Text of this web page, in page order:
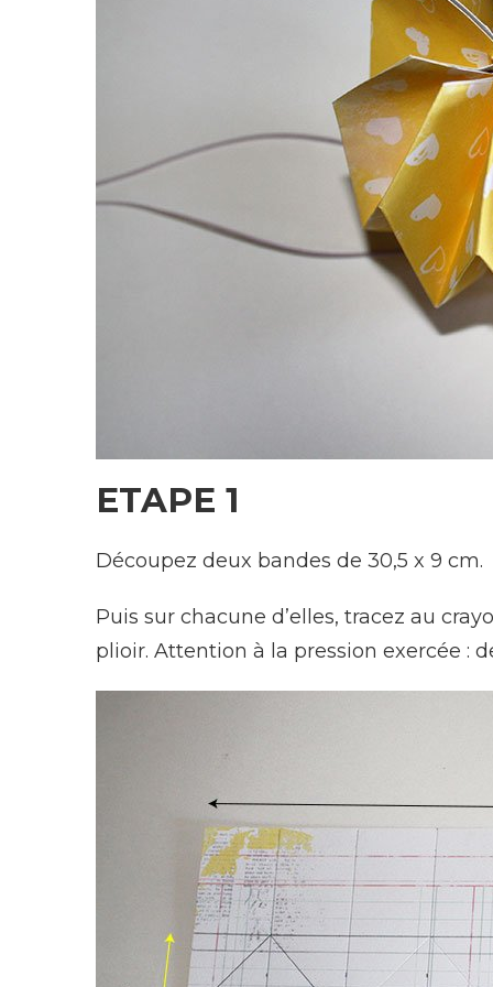
ETAPE 1
Découpez deux bandes de 30,5 x 9 cm.
Puis sur chacune d’elles, tracez au
plioir. Attention à la pression exercée :